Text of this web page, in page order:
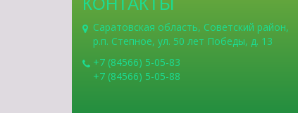
КОНТАКТЫ
Саратовская область, Советский район,
р.п. Степное, ул. 50 лет Победы, д. 13
+7 (84566) 5-05-83
+7 (84566) 5-05-88